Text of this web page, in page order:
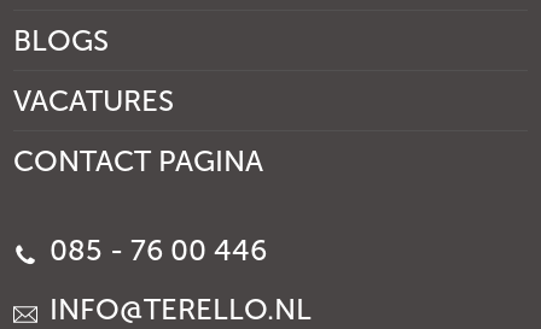
BLOGS
VACATURES
CONTACT PAGINA
085 - 76 00 446
INFO@TERELLO.NL